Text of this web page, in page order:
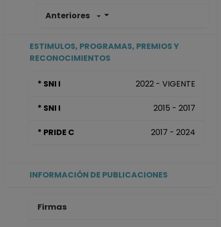
Anteriores
Centro de
Desde 16-05-2018
INVESTIGADOR
Definitivo
Estudios de Género
ESTIMULOS, PROGRAMAS, PREMIOS Y
RECONOCIMIENTOS
* SNI I 2022 - VIGENTE
* SNI I 2015 - 2017
* PRIDE C 2017 - 2024
INFORMACIÓN DE PUBLICACIONES
Firmas